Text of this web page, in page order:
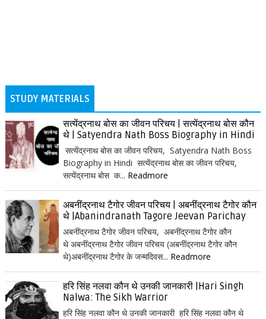
STUDY MATERIALS
सत्येंद्रनाथ बोस का जीवन परिचय | सत्येंद्रनाथ बोस कौन
थे | Satyendra Nath Boss Biography in Hindi
सत्येंद्रनाथ बोस का जीवन परिचय, Satyendra Nath Boss
Biography in Hindi सत्येंद्रनाथ बोस का जीवन परिचय,
सत्येंद्रनाथ बोस क... Readmore
अबनींद्रनाथ टैगोर जीवन परिचय | अबनींद्रनाथ टैगोर कौन
थे |Abanindranath Tagore Jeevan Parichay
अबनींद्रनाथ टैगोर जीवन परिचय, अबनींद्रनाथ टैगोर कौन
थे अबनींद्रनाथ टैगोर जीवन परिचय (अबनींद्रनाथ टैगोर कौन
थे)अबनींद्रनाथ टैगोर के जन्मदिवस... Readmore
हरि सिंह नलवा कौन थे उनकी जानकारी |Hari Singh
Nalwa: The Sikh Warrior
हरि सिंह नलवा कौन थे उनकी जानकारी हरि सिंह नलवा कौन थे